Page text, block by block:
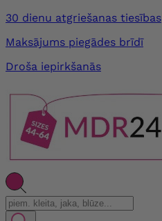
30 dienu atgriešanas tiesības
Maksājums piegādes brīdī
Droša iepirkšanās